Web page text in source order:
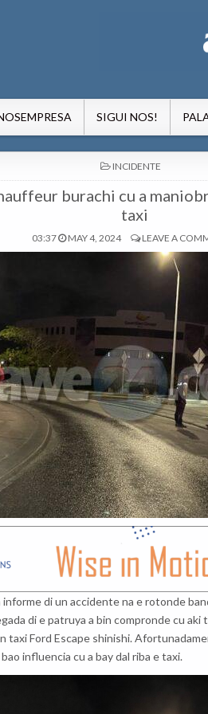
SIGUI NOS!
POSTED
IN
INCIDENTE
burachi cu a
taxi
03:37 MAY 4, 2024 LEAVE A
di un accidente na e rotonde
di e patruya a bin compronde cu
taxi Ford Escape shinishi.
influencia cu a bay dal riba e taxi.